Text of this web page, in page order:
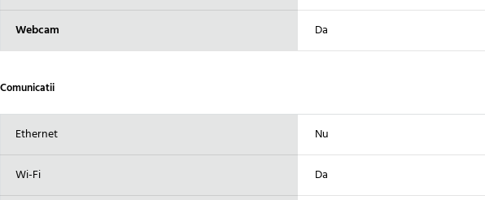
Webcam Da
Comunicatii
Ethernet Nu
Wi-Fi Da